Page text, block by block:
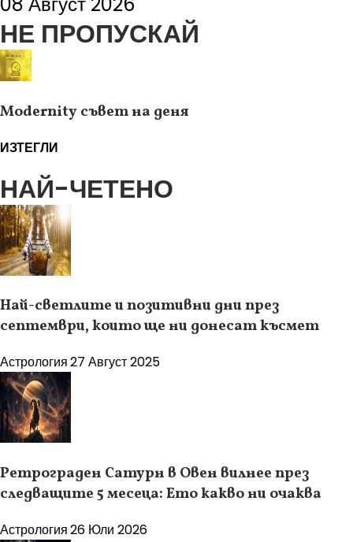
НЕ ПРОПУСКАЙ
Modernity съвет на деня
ИЗТЕГЛИ
НАЙ-ЧЕТЕНО
Най-светлите и позитивни дни през
септември, които ще ни донесат късмет
Астрология27 Август 2025
Ретрограден Сатурн в Овен вилнее през
следващите 5 месеца: Ето какво ни очаква
Астрология26 Юли 2026